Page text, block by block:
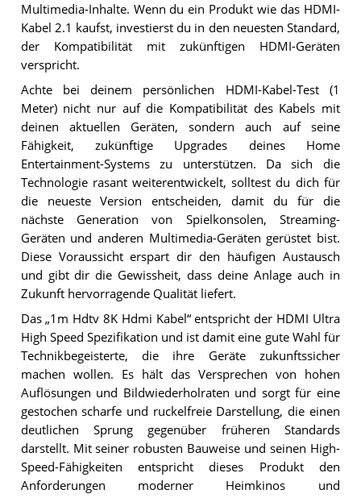
Multimedia-Inhalte. Wenn du ein Produkt wie das HDMI-
Kabel 2.1 kaufst, investierst du in den neuesten Standard,
der Kompatibilität mit zukünftigen HDMI-Geräten
verspricht.
Achte bei deinem persönlichen HDMI-Kabel-Test (1
Meter) nicht nur auf die Kompatibilität des Kabels mit
deinen aktuellen Geräten, sondern auch auf seine
Fähigkeit, zukünftige Upgrades deines Home
Entertainment-Systems zu unterstützen. Da sich die
Technologie rasant weiterentwickelt, solltest du dich für
die neueste Version entscheiden, damit du für die
nächste Generation von Spielkonsolen, Streaming-
Geräten und anderen Multimedia-Geräten gerüstet bist.
Diese Voraussicht erspart dir den häufigen Austausch
und gibt dir die Gewissheit, dass deine Anlage auch in
Zukunft hervorragende Qualität liefert.
Das „1m Hdtv 8K Hdmi Kabel“ entspricht der HDMI Ultra
High Speed Spezifikation und ist damit eine gute Wahl für
Technikbegeisterte, die ihre Geräte zukunftssicher
machen wollen. Es hält das Versprechen von hohen
Auflösungen und Bildwiederholraten und sorgt für eine
gestochen scharfe und ruckelfreie Darstellung, die einen
deutlichen Sprung gegenüber früheren Standards
darstellt. Mit seiner robusten Bauweise und seinen High-
Speed-Fähigkeiten entspricht dieses Produkt den
Anforderungen moderner Heimkinos und